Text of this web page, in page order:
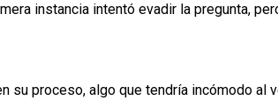
instancia intentó evadir la pregunta,
su proceso, algo que tendría incómodo al